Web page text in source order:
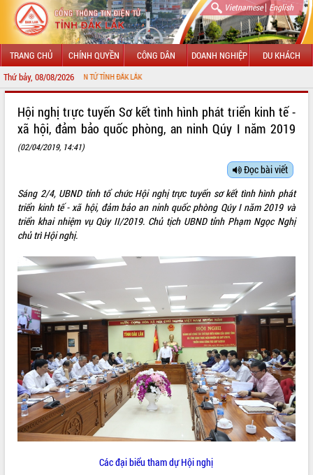
Vietnamese| English
TRANG CHỦ CHÍNH QUYỀN CÔNG DÂN DOANH NGHIỆP DU KHÁCH
Thứ bảy, 08/08/2026
TIN ĐIỆN TỬ TỈNH ĐẮK LẮK
LÃNH ĐẠO UBND TỈNH
SỞ, BAN, NGÀNH
UBND CÁC XÃ, PHƯỜNG
HỆ THỐNG VĂN BẢN
VĂN BẢN HĐND TỈNH
ĐIỂM TIN VĂN BẢN
QUY HOẠCH - KẾ HOẠCH
Hội nghị trực tuyến Sơ kết tình hình phát triển kinh tế -
xã hội, đảm bảo quốc phòng, an ninh Qúy I năm 2019
(02/04/2019, 14:41)
Đọc bài viết
Sáng 2/4, UBND tỉnh tổ chức Hội nghị trực tuyến sơ kết tình hình phát
triển kinh tế - xã hội, đảm bảo an ninh quốc phòng Qúy I năm 2019 và
triển khai nhiệm vụ Qúy II/2019. Chủ tịch UBND tỉnh Phạm Ngọc Nghị
chủ trì Hội nghị.
Các đại biểu tham dự Hội nghị